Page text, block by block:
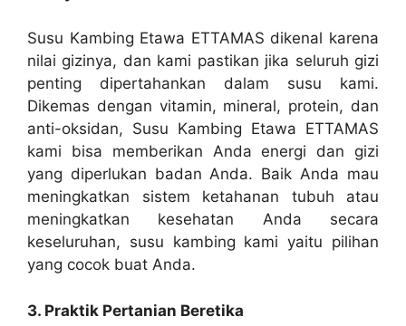
Susu Kambing Etawa ETTAMAS dikenal karena
nilai gizinya, dan kami pastikan jika seluruh gizi
penting dipertahankan dalam susu kami.
Dikemas dengan vitamin, mineral, protein, dan
anti-oksidan, Susu Kambing Etawa ETTAMAS
kami bisa memberikan Anda energi dan gizi
yang diperlukan badan Anda. Baik Anda mau
meningkatkan sistem ketahanan tubuh atau
meningkatkan kesehatan Anda secara
keseluruhan, susu kambing kami yaitu pilihan
yang cocok buat Anda.
3. Praktik Pertanian Beretika